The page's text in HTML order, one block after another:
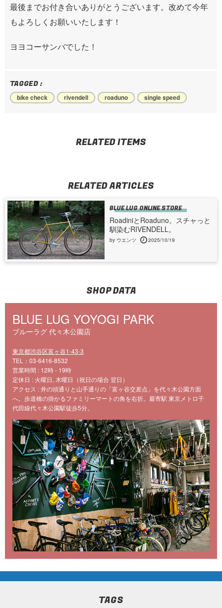
最後までお付き合いありがとうございます。改めて今年
もよろしくお願いいたします！
ヨヨコーサンバでした！
TAGGED :
bike check rivendell roaduno single speed
RELATED ITEMS
RELATED ARTICLES
BLUE LUG ONLINE STORE
RoadiniとRoaduno。スチャっと
馴染むRIVENDELL。
by ウエンツ 2025/10/19
SHOP DATA
BLUE LUG YOYOGI PARK
ブルーラグ 代々木公園店
東京都渋谷区富ヶ谷1-43-3
TEL：03-6416-8532
営業時間 : 12時 - 19時
定休日 : 火曜日, 木曜日（祝日の場合 翌日）
アクセス : 井の頭通りと山手通りの「富ヶ谷交差点」を代々木公園方面
へ。歩道橋の掛かるファミリーマートの角を右折。最寄駅 東京メトロ千
代田線代々木公園駅徒歩5分。
TAGS